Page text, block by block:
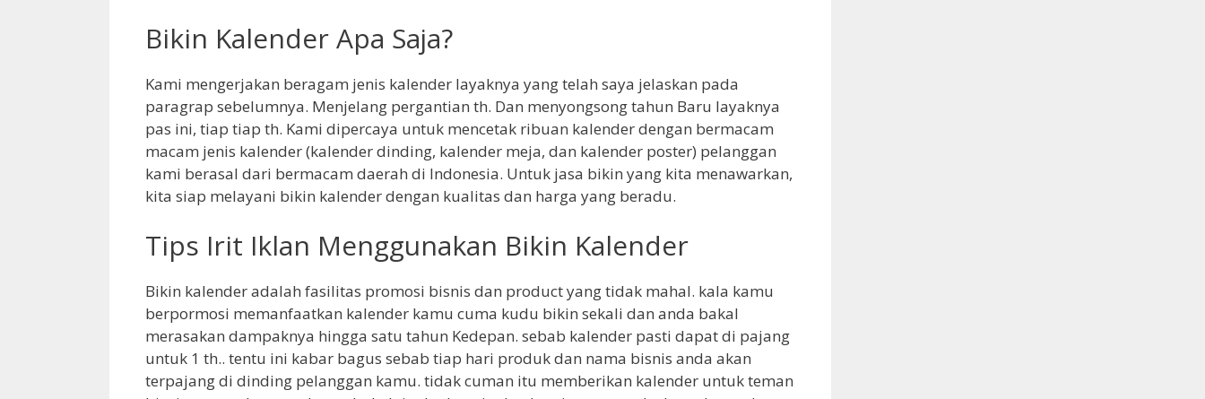
Bikin Kalender Apa Saja?
Kami mengerjakan beragam jenis kalender layaknya yang telah saya jelaskan pada
paragrap sebelumnya. Menjelang pergantian th. Dan menyongsong tahun Baru layaknya
pas ini, tiap tiap th. Kami dipercaya untuk mencetak ribuan kalender dengan bermacam
macam jenis kalender (kalender dinding, kalender meja, dan kalender poster) pelanggan
kami berasal dari bermacam daerah di Indonesia. Untuk jasa bikin yang kita menawarkan,
kita siap melayani bikin kalender dengan kualitas dan harga yang beradu.
Tips Irit Iklan Menggunakan Bikin Kalender
Bikin kalender adalah fasilitas promosi bisnis dan product yang tidak mahal. kala kamu
berpormosi memanfaatkan kalender kamu cuma kudu bikin sekali dan anda bakal
merasakan dampaknya hingga satu tahun Kedepan. sebab kalender pasti dapat di pajang
untuk 1 th.. tentu ini kabar bagus sebab tiap hari produk dan nama bisnis anda akan
terpajang di dinding pelanggan kamu. tidak cuman itu memberikan kalender untuk teman